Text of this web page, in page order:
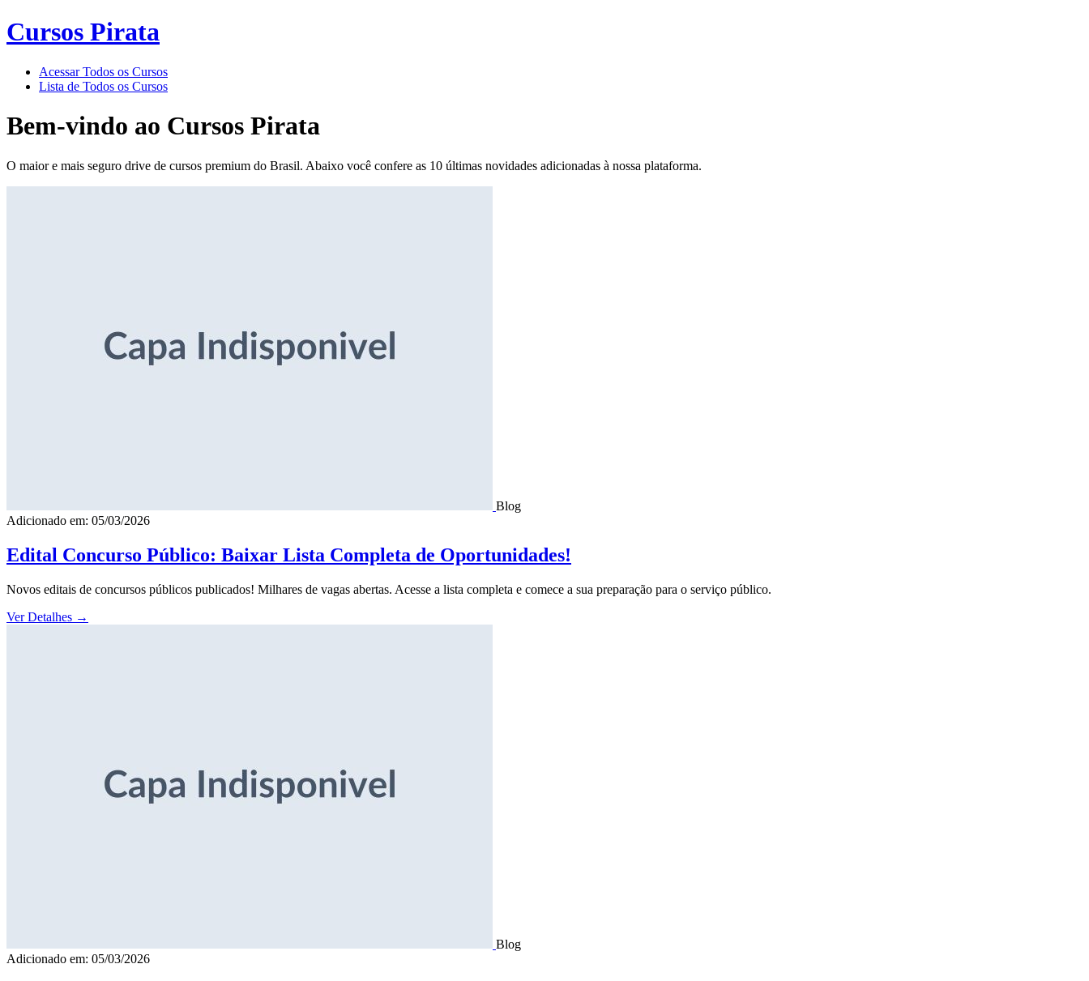
Cursos Pirata
Acessar Todos os Cursos
Lista de Todos os Cursos
Bem-vindo ao Cursos Pirata
O maior e mais seguro drive de cursos premium do Brasil. Abaixo você confere as 10 últimas novidades adicionadas à nossa plataforma.
Blog
Adicionado em: 05/03/2026
Edital Concurso Público: Baixar Lista Completa de Oportunidades!
Novos editais de concursos públicos publicados! Milhares de vagas abertas. Acesse a lista completa e comece a sua preparação para o serviço público.
Ver Detalhes →
Blog
Adicionado em: 05/03/2026